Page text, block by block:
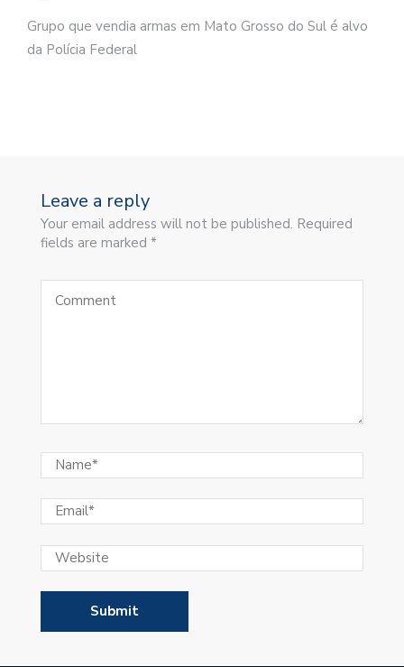
Grupo que vendia armas em Mato Grosso do Sul é alvo
da Polícia Federal
Leave a reply
Your email address will not be published. Required
fields are marked *